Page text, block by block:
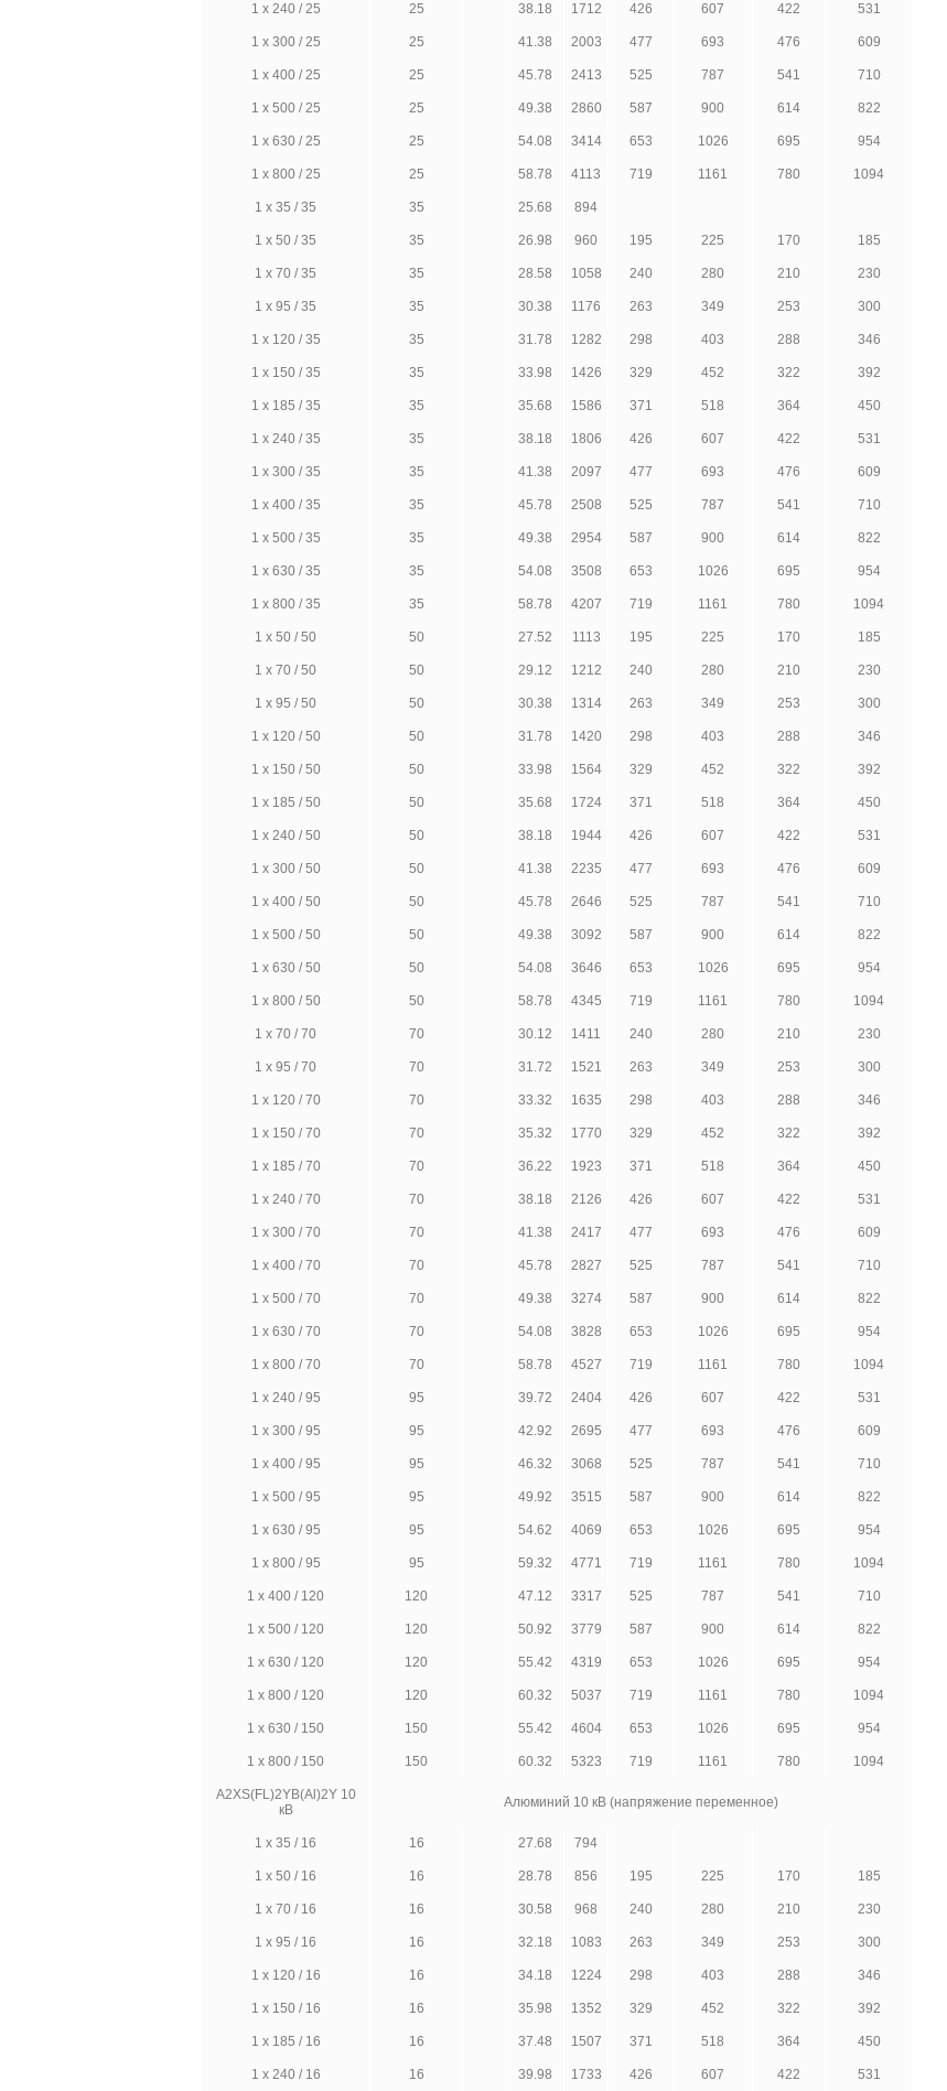
1 х 240 / 25 25 38.18 1712 426 607 422 531
1 х 300 / 25 25 41.38 2003 477 693 476 609
1 х 400 / 25 25 45.78 2413 525 787 541 710
1 х 500 / 25 25 49.38 2860 587 900 614 822
1 х 630 / 25 25 54.08 3414 653 1026 695 954
1 х 800 / 25 25 58.78 4113 719 1161 780 1094
1 х 35 / 35 35 25.68 894
1 х 50 / 35 35 26.98 960 195 225 170 185
1 х 70 / 35 35 28.58 1058 240 280 210 230
1 х 95 / 35 35 30.38 1176 263 349 253 300
1 х 120 / 35 35 31.78 1282 298 403 288 346
1 х 150 / 35 35 33.98 1426 329 452 322 392
1 х 185 / 35 35 35.68 1586 371 518 364 450
1 х 240 / 35 35 38.18 1806 426 607 422 531
1 х 300 / 35 35 41.38 2097 477 693 476 609
1 х 400 / 35 35 45.78 2508 525 787 541 710
1 х 500 / 35 35 49.38 2954 587 900 614 822
1 х 630 / 35 35 54.08 3508 653 1026 695 954
1 х 800 / 35 35 58.78 4207 719 1161 780 1094
1 х 50 / 50 50 27.52 1113 195 225 170 185
1 х 70 / 50 50 29.12 1212 240 280 210 230
1 х 95 / 50 50 30.38 1314 263 349 253 300
1 х 120 / 50 50 31.78 1420 298 403 288 346
1 х 150 / 50 50 33.98 1564 329 452 322 392
1 х 185 / 50 50 35.68 1724 371 518 364 450
1 х 240 / 50 50 38.18 1944 426 607 422 531
1 х 300 / 50 50 41.38 2235 477 693 476 609
1 х 400 / 50 50 45.78 2646 525 787 541 710
1 х 500 / 50 50 49.38 3092 587 900 614 822
1 х 630 / 50 50 54.08 3646 653 1026 695 954
1 х 800 / 50 50 58.78 4345 719 1161 780 1094
1 х 70 / 70 70 30.12 1411 240 280 210 230
1 х 95 / 70 70 31.72 1521 263 349 253 300
1 х 120 / 70 70 33.32 1635 298 403 288 346
1 х 150 / 70 70 35.32 1770 329 452 322 392
1 х 185 / 70 70 36.22 1923 371 518 364 450
1 х 240 / 70 70 38.18 2126 426 607 422 531
1 х 300 / 70 70 41.38 2417 477 693 476 609
1 х 400 / 70 70 45.78 2827 525 787 541 710
1 х 500 / 70 70 49.38 3274 587 900 614 822
1 х 630 / 70 70 54.08 3828 653 1026 695 954
1 х 800 / 70 70 58.78 4527 719 1161 780 1094
1 х 240 / 95 95 39.72 2404 426 607 422 531
1 х 300 / 95 95 42.92 2695 477 693 476 609
1 х 400 / 95 95 46.32 3068 525 787 541 710
1 х 500 / 95 95 49.92 3515 587 900 614 822
1 х 630 / 95 95 54.62 4069 653 1026 695 954
1 х 800 / 95 95 59.32 4771 719 1161 780 1094
1 х 400 / 120 120 47.12 3317 525 787 541 710
1 х 500 / 120 120 50.92 3779 587 900 614 822
1 х 630 / 120 120 55.42 4319 653 1026 695 954
1 х 800 / 120 120 60.32 5037 719 1161 780 1094
1 х 630 / 150 150 55.42 4604 653 1026 695 954
1 х 800 / 150 150 60.32 5323 719 1161 780 1094
A2XS(FL)2YB(Al)2Y 10
кВ
Алюминий 10 кВ (напряжение переменное)
1 х 35 / 16 16 27.68 794
1 х 50 / 16 16 28.78 856 195 225 170 185
1 х 70 / 16 16 30.58 968 240 280 210 230
1 х 95 / 16 16 32.18 1083 263 349 253 300
1 х 120 / 16 16 34.18 1224 298 403 288 346
1 х 150 / 16 16 35.98 1352 329 452 322 392
1 х 185 / 16 16 37.48 1507 371 518 364 450
1 х 240 / 16 16 39.98 1733 426 607 422 531